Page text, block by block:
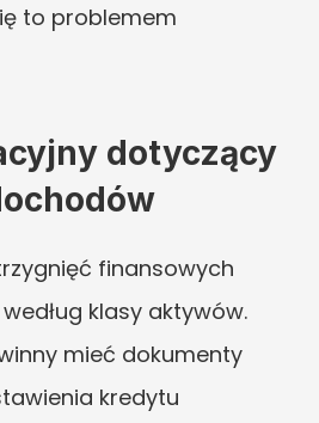
to problemem
dotyczący
finansowych
klasy aktywów.
mieć dokumenty
kredytu